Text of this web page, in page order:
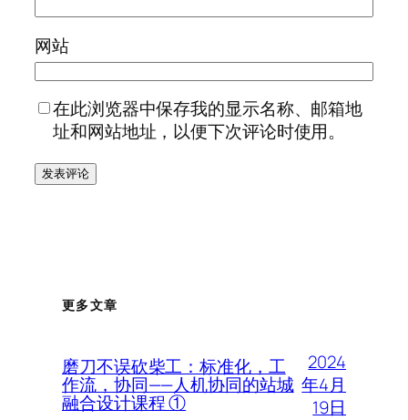
网站
在此浏览器中保存我的显示名称、邮箱地
址和网站地址，以便下次评论时使用。
更多文章
磨刀不误砍柴工：标准化，工
作流，协同——人机协同的站城
融合设计课程 ①
2024
年4月
19日